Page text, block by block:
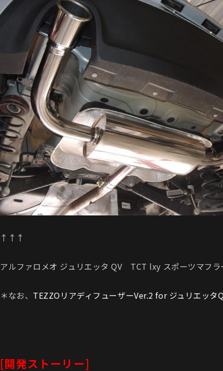
↑↑↑
アルファロメオ ジュリエッタ QV TCT lxy スポーツマフ
＊なお、 TEZZOリアディフューザーVer.2 for ジュリエッタ
[開発ストーリー]